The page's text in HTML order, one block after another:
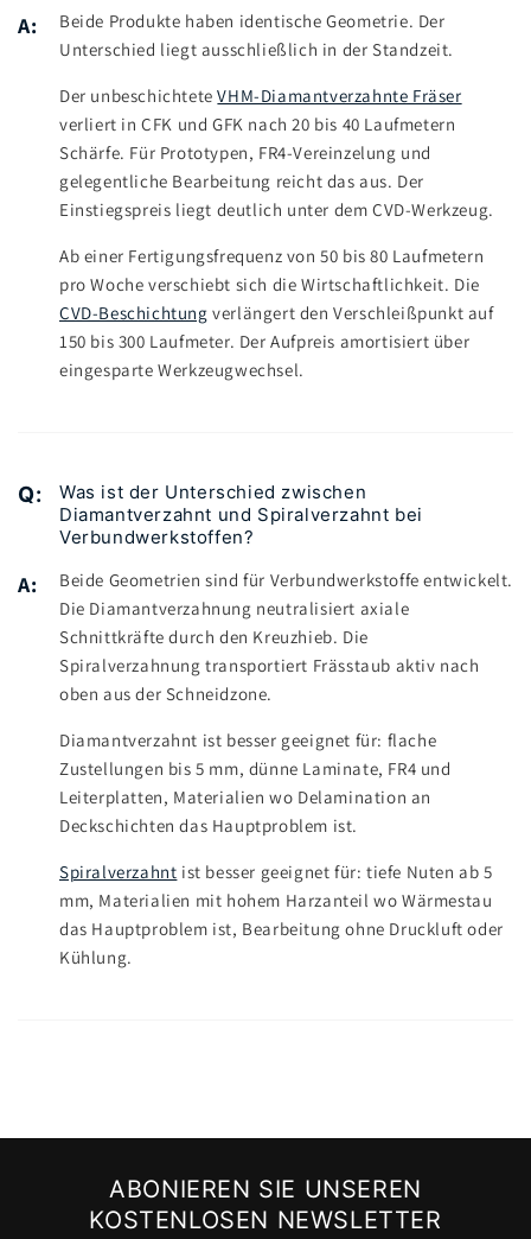
A:
Beide Produkte haben identische Geometrie. Der
Unterschied liegt ausschließlich in der Standzeit.
Der unbeschichteteVHM-Diamantverzahnte Fräser
verliert in CFK und GFK nach 20 bis 40 Laufmetern
Schärfe. Für Prototypen, FR4-Vereinzelung und
gelegentliche Bearbeitung reicht das aus. Der
Einstiegspreis liegt deutlich unter dem CVD-Werkzeug.
Ab einer Fertigungsfrequenz von 50 bis 80 Laufmetern
pro Woche verschiebt sich die Wirtschaftlichkeit. Die
CVD-Beschichtung verlängert den Verschleißpunkt auf
150 bis 300 Laufmeter. Der Aufpreis amortisiert über
eingesparte Werkzeugwechsel.
Q:
Was ist der Unterschied zwischen
Diamantverzahnt und Spiralverzahnt bei
Verbundwerkstoffen?
A:
Beide Geometrien sind für Verbundwerkstoffe entwickelt.
Die Diamantverzahnung neutralisiert axiale
Schnittkräfte durch den Kreuzhieb. Die
Spiralverzahnung transportiert Frässtaub aktiv nach
oben aus der Schneidzone.
Diamantverzahnt ist besser geeignet für: flache
Zustellungen bis 5 mm, dünne Laminate, FR4 und
Leiterplatten, Materialien wo Delamination an
Deckschichten das Hauptproblem ist.
Spiralverzahnt ist besser geeignet für: tiefe Nuten ab 5
mm, Materialien mit hohem Harzanteil wo Wärmestau
das Hauptproblem ist, Bearbeitung ohne Druckluft oder
Kühlung.
ABONIEREN SIE UNSEREN
KOSTENLOSEN NEWSLETTER